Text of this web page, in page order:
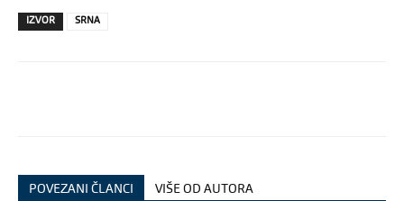
IZVOR SRNA
POVEZANI ČLANCI VIŠE OD AUTORA